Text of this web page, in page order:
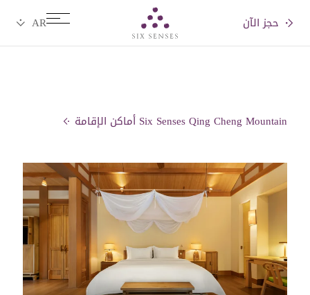
حجز الآن
Six Senses Qing Cheng Mountain أماكن الإقامة